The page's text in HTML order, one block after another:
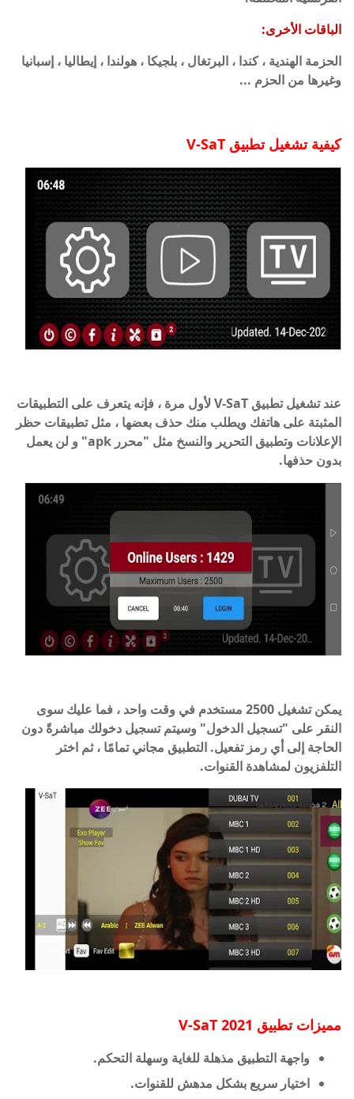
الباقات الأخرى:
الحزمة الهندية ، كندا ، البرتغال ، بلجيكا ، هولندا ، إيطاليا ، إسبانيا
وغيرها من الحزم ...
كيفية تشغيل تطبيق V-SaT
عند تشغيل تطبيق V-SaT لأول مرة ، فإنه يتعرف على التطبيقات
المثبتة على هاتفك ويطلب منك حذف بعضها ، مثل تطبيقات حظر
الإعلانات وتطبيق التحرير والنسخ مثل "محرر apk" و لن يعمل
بدون حذفها.
يمكن تشغيل 2500 مستخدم في وقت واحد ، فما عليك سوى
النقر على "تسجيل الدخول" وسيتم تسجيل دخولك مباشرةً دون
الحاجة إلى أي رمز تفعيل. التطبيق مجاني تمامًا ، ثم اختر
التلفزيون لمشاهدة القنوات.
مميزات تطبيق 2021 V-SaT
واجهة التطبيق مذهلة للغاية وسهلة التحكم.
اختيار سريع بشكل مدهش للقنوات.